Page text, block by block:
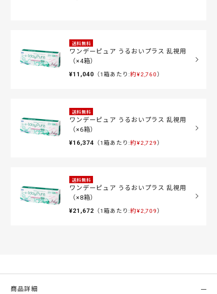
送料無料
ワンデーピュア うるおいプラス 乱視用
（×4箱）
¥11,040 （1箱あたり:約¥2,760 ）
送料無料
ワンデーピュア うるおいプラス 乱視用
（×6箱）
¥16,374 （1箱あたり:約¥2,729 ）
送料無料
ワンデーピュア うるおいプラス 乱視用
（×8箱）
¥21,672 （1箱あたり:約¥2,709 ）
商品詳細